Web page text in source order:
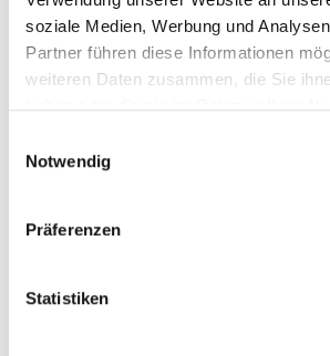
soziale Medien, Werbung und
Partner führen diese Informationen
weiteren Daten zusammen, die Sie
Cookies, wenn Sie unsere Webseite
Notwendig
Präferenzen
Statistiken